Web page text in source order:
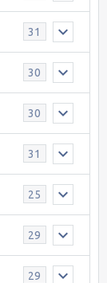
31
30
30
31
25
29
29